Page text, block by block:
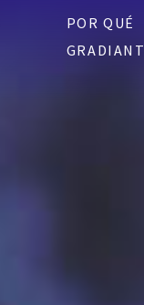
POR QUÉ
GRADIANT